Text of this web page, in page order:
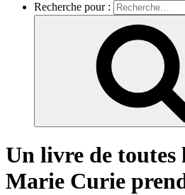
Recherche pour :
Un livre de toutes
Marie Curie